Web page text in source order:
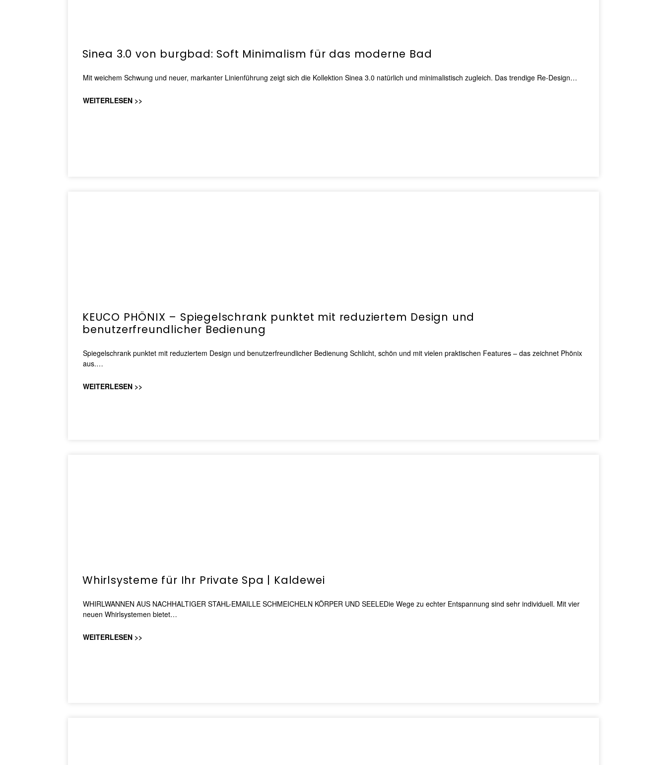
Sinea 3.0 von burgbad: Soft Minimalism für das moderne Bad
Mit weichem Schwung und neuer, markanter Linienführung zeigt sich die Kollektion Sinea 3.0 natürlich und minimalistisch zugleich. Das trendige Re-Design…
WEITERLESEN >>
KEUCO PHÖNIX – Spiegelschrank punktet mit reduziertem Design und
benutzerfreundlicher Bedienung
Spiegelschrank punktet mit reduziertem Design und benutzerfreundlicher Bedienung Schlicht, schön und mit vielen praktischen Features – das zeichnet Phönix
aus.…
WEITERLESEN >>
Whirlsysteme für Ihr Private Spa | Kaldewei
WHIRLWANNEN AUS NACHHALTIGER STAHL-EMAILLE SCHMEICHELN KÖRPER UND SEELEDie Wege zu echter Entspannung sind sehr individuell. Mit vier
neuen Whirlsystemen bietet…
WEITERLESEN >>